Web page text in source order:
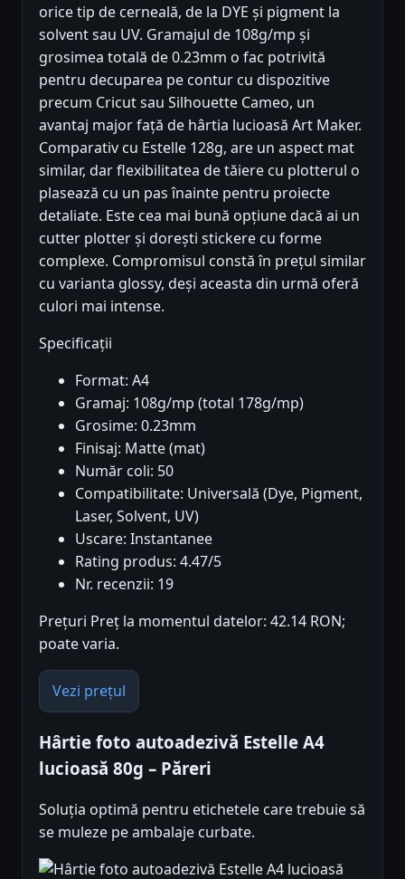
orice tip de cerneală, de la DYE și pigment la
solvent sau UV. Gramajul de 108g/mp și
grosimea totală de 0.23mm o fac potrivită
pentru decuparea pe contur cu dispozitive
precum Cricut sau Silhouette Cameo, un
avantaj major față de hârtia lucioasă Art Maker.
Comparativ cu Estelle 128g, are un aspect mat
similar, dar flexibilitatea de tăiere cu plotterul o
plasează cu un pas înainte pentru proiecte
detaliate. Este cea mai bună opțiune dacă ai un
cutter plotter și dorești stickere cu forme
complexe. Compromisul constă în prețul similar
cu varianta glossy, deși aceasta din urmă oferă
culori mai intense.
Specificații
Format: A4
Gramaj: 108g/mp (total 178g/mp)
Grosime: 0.23mm
Finisaj: Matte (mat)
Număr coli: 50
Compatibilitate: Universală (Dye, Pigment,
Laser, Solvent, UV)
Uscare: Instantanee
Rating produs: 4.47/5
Nr. recenzii: 19
Prețuri Preț la momentul datelor: 42.14 RON;
poate varia.
Vezi prețul
Hârtie foto autoadezivă Estelle A4
lucioasă 80g – Păreri
Soluția optimă pentru etichetele care trebuie să
se muleze pe ambalaje curbate.